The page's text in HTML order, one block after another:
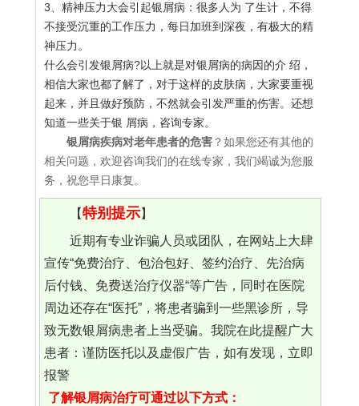
3、精神压力大会引起银屑病：很多人为 了生计，不得
不接受沉重的工作压力，每日加班到深夜，有极大的精
神压力。
什么会引发银屑病?以上就是对银屑病的病因的介 绍，
相信大家也都了解了，对于这样的皮肤病，大家要重视
起来，并且做好预防，不然就会引发严重的伤害。还想
知道一些关于银 屑病，咨询专家。
银屑病疾病对老年患者的危害 ？如果您还有其他的
相关问题，欢迎咨询我们的在线专家，我们竭诚为您服
务，祝您早日康复。
【特别提示】
近期有专业诈骗人员或团队，在网站上大肆
宣传“免费治疗、包治包好、签约治疗、先治病
后付钱、免费送治疗仪器“等广告，同时在医院
周边还存在“医托”，将患者骗到一些黑诊所，导
致无数银屑病患者上当受骗。我院在此提醒广大
患者：谨防医托以及虚假广告，如有发现，立即
报警
了解银屑病治疗可通过以下方式：